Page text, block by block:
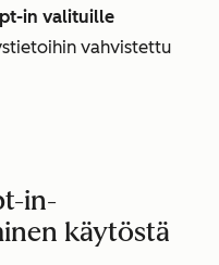
in valituille
vahvistettu
in-
käytöstä